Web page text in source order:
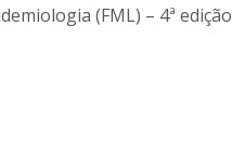
(FML) – 4ª edição